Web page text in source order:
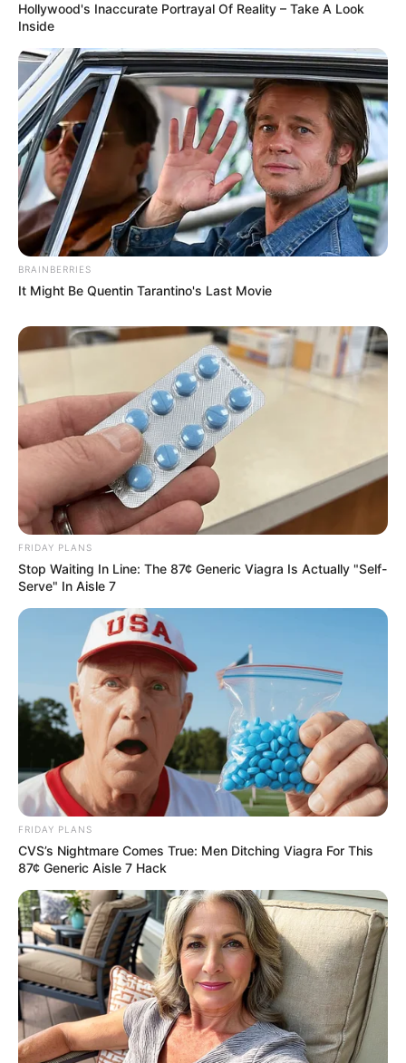
Hollywood's Inaccurate Portrayal Of Reality – Take A Look
Inside
BRAINBERRIES
It Might Be Quentin Tarantino's Last Movie
FRIDAY PLANS
Stop Waiting In Line: The 87¢ Generic Viagra Is Actually "Self-
Serve" In Aisle 7
FRIDAY PLANS
CVS’s Nightmare Comes True: Men Ditching Viagra For This
87¢ Generic Aisle 7 Hack